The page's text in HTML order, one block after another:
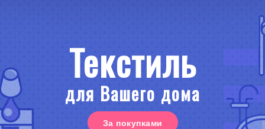
Текстиль
для Вашего дома
За покупками